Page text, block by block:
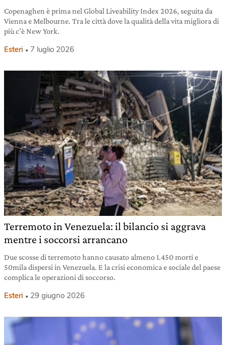
Copenaghen è prima nel Global Liveability Index 2026, seguita da
Vienna e Melbourne. Tra le città dove la qualità della vita migliora di
più c’è New York.
Esteri 7 luglio 2026
Terremoto in Venezuela: il bilancio si aggrava
mentre i soccorsi arrancano
Due scosse di terremoto hanno causato almeno 1.450 morti e
50mila dispersi in Venezuela. E la crisi economica e sociale del paese
complica le operazioni di soccorso.
Esteri 29 giugno 2026